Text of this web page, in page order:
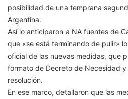
posibilidad de una temprana
Argentina.
Así lo anticiparon a NA fuentes de
que «se está terminando de pulir»
oficial de las nuevas medidas, que
formato de Decreto de Necesidad
resolución.
En ese marco, detallaron que las